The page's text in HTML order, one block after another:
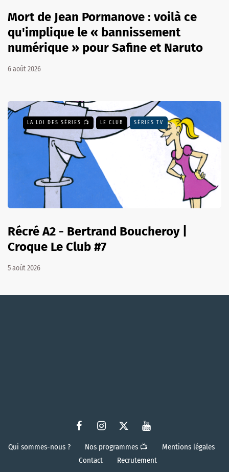
Mort de Jean Pormanove : voilà ce
qu'implique le « bannissement
numérique » pour Safine et Naruto
6 août 2026
LA LOI DES SÉRIES 📺 LE CLUB SÉRIES TV
Récré A2 - Bertrand Boucheroy |
Croque Le Club #7
5 août 2026
Qui sommes-nous ? Nos programmes 📺
Mentions légales
Contact
Recrutement